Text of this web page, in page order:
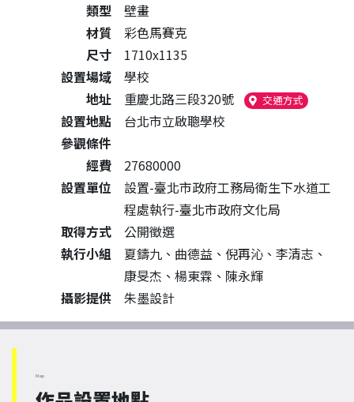
類型
壁畫
材質
彩色馬賽克
尺寸
1710x1135
設置場域
學校
地址
重慶北路三段320號 交通方式（另開新
設置地點
台北市立啟聰學校
參觀條件
經費
27680000
設置單位
設置-臺北市政府工務局衛生下水道工
程處執行-臺北市政府文化局
取得方式
公開徵選
執行小組
夏鑄九、曲德益、倪再沁、李清志、
康旻杰、楊東霖、陳永輝
攝影提供
朱墨設計
Map